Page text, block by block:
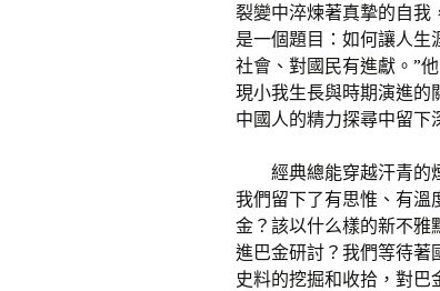
裂變中淬煉著真摯的自我
是一個題目：如何讓人
社會、對國民有進獻。”
現小我生長與時期演進的
中國人的精力探尋中留下
經典總能穿越汗青的
我們留下了有思惟、有溫
金？該以什么樣的新不雅
進巴金研討？我們等待著
史料的挖掘和收拾，對